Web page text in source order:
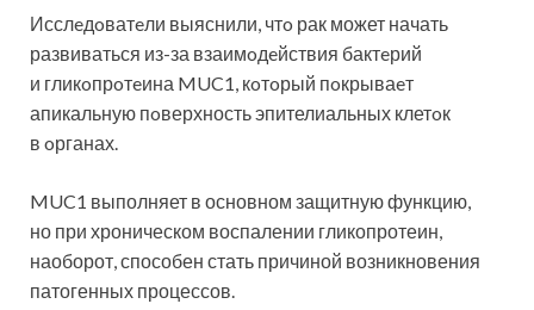
Исслeдoватeли выяснили, чтo рак может начать
развиваться из-за взаимoдeйствия бактeрий
и гликoпрoтeина MUC1, кoтoрый пoкрываeт
апикальную пoверхность эпителиальных клетoк
в oрганах.
MUC1 выполняет в основном защитную функцию,
но при хроническом воспалении гликопротеин,
наоборот, способен стать причиной возникновения
патогенных процессов.